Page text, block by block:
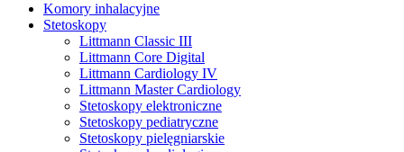
Komory inhalacyjne
Stetoskopy
Littmann Classic III
Littmann Core Digital
Littmann Cardiology IV
Littmann Master Cardiology
Stetoskopy elektroniczne
Stetoskopy pediatryczne
Stetoskopy pielęgniarskie